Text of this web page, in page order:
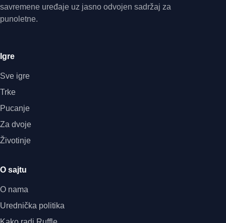
savremene uređaje uz jasno odvojen sadržaj za
punoletne.
Igre
Sve igre
Trke
Pucanje
Za dvoje
Životinje
O sajtu
O nama
Urednička politika